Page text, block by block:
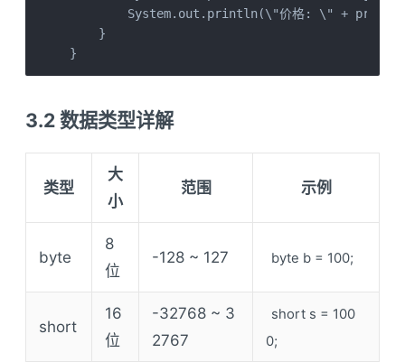
        System.out.println(\"价格: \" + price);
    }
}
3.2 数据类型详解
类型
大
小
范围 示例
byte
8
位
-128 ~ 127 byte b = 100;
short
16
位
-32768 ~ 3
2767
short s = 100
0;